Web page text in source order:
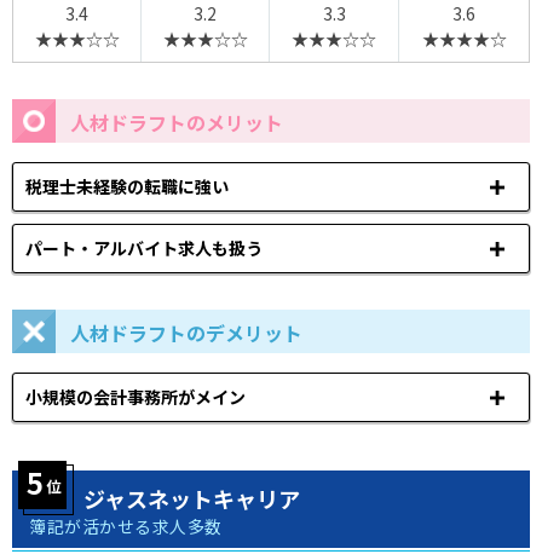
3.4
★★★☆☆
3.2
★★★☆☆
3.3
★★★☆☆
3.6
★★★★☆
人材ドラフトのメリット
税理士未経験の転職に強い
パート・アルバイト求人も扱う
人材ドラフトのデメリット
小規模の会計事務所がメイン
ジャスネットキャリア
簿記が活かせる求人多数